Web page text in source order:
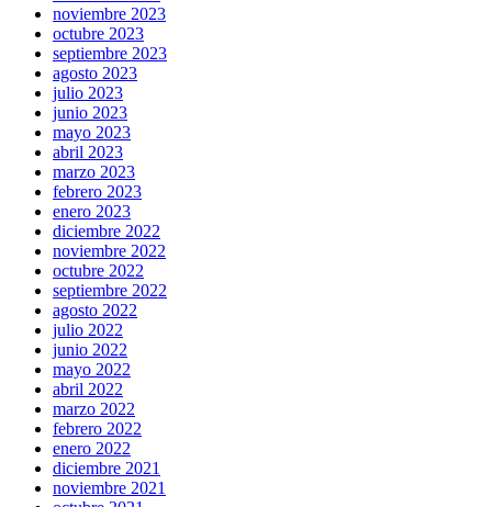
noviembre 2023
octubre 2023
septiembre 2023
agosto 2023
julio 2023
junio 2023
mayo 2023
abril 2023
marzo 2023
febrero 2023
enero 2023
diciembre 2022
noviembre 2022
octubre 2022
septiembre 2022
agosto 2022
julio 2022
junio 2022
mayo 2022
abril 2022
marzo 2022
febrero 2022
enero 2022
diciembre 2021
noviembre 2021